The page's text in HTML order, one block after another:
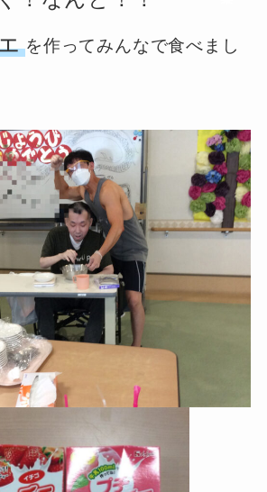
を作ってみんなで食べまし